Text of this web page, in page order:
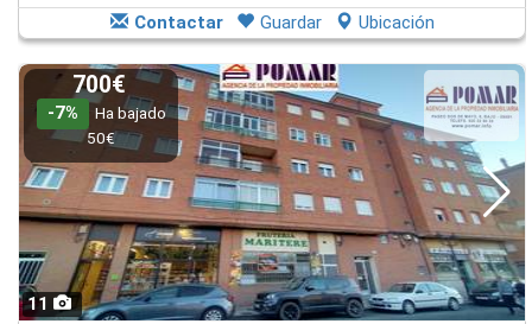
Contactar Guardar Ubicación
11
700€
-7%
Ha bajado
50€